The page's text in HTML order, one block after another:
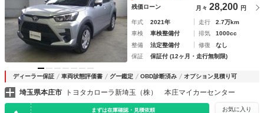
残価ローン 月々 28,200 円
年式 2021年 走行
2.7万km
車検
車検整備付 排気
1000cc
整備
法定整備付 修復
なし
保証
保証付 (12ヶ月・走行無制限)
ディーラー保証 車両状態評価書 グー鑑定 OBD診断済み オプション見積り可
埼玉県本庄市 トヨタカローラ新埼玉（株） 本庄マイカーセンター
まずは在庫確認・見積依頼 お気に入り